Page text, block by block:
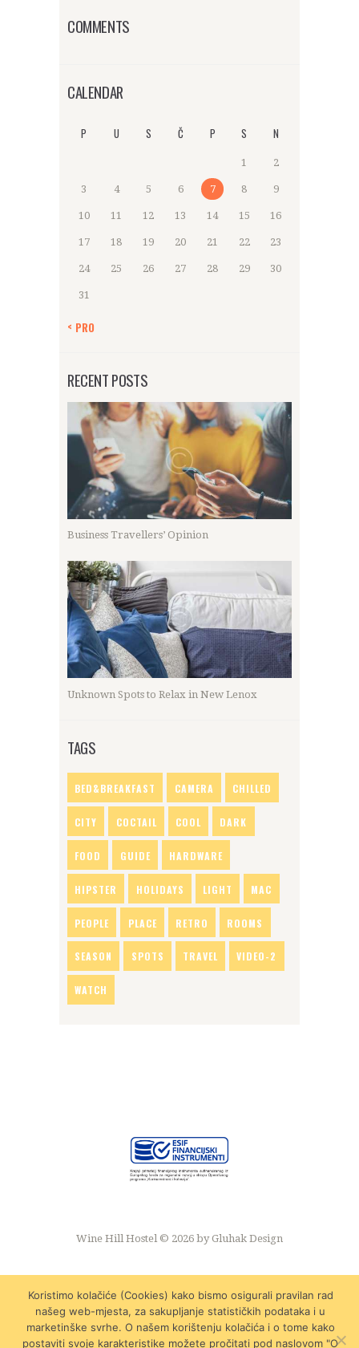
COMMENTS
CALENDAR
P U S Č P S N
1 2
3 4 5 6 7 8 9
10 11 12 13 14 15 16
17 18 19 20 21 22 23
24 25 26 27 28 29 30
31
« PRO
RECENT POSTS
Business Travellers’ Opinion
Unknown Spots to Relax in New Lenox
TAGS
BED&BREAKFAST CAMERA CHILLED
CITY COCTAIL COOL DARK
FOOD GUIDE HARDWARE
HIPSTER HOLIDAYS LIGHT MAC
PEOPLE PLACE RETRO ROOMS
SEASON SPOTS TRAVEL VIDEO-2
WATCH
Wine Hill Hostel © 2026 byGluhak Design
Koristimo kolačiće (Cookies) kako bismo osigurali pravilan rad
našeg web-mjesta, za sakupljanje statističkih podataka i u
marketinške svrhe. O našem korištenju kolačića i o tome kako
postaviti svoje karakteristike možete pročitati pod naslovom "O